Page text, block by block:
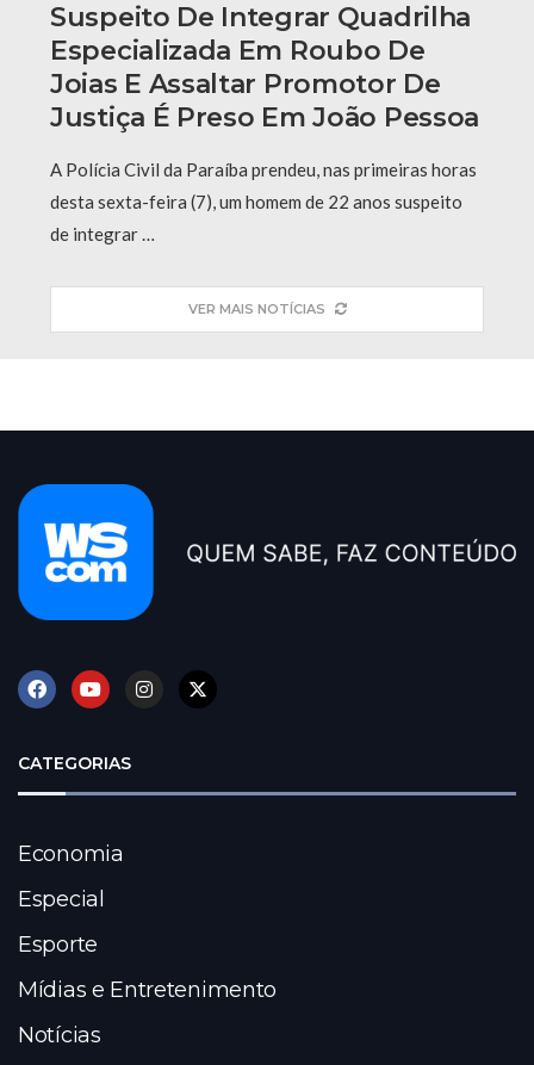
Suspeito De Integrar Quadrilha
Especializada Em Roubo De
Joias E Assaltar Promotor De
Justiça É Preso Em João Pessoa
A Polícia Civil da Paraíba prendeu, nas primeiras horas
desta sexta-feira (7), um homem de 22 anos suspeito
de integrar …
VER MAIS NOTÍCIAS
CATEGORIAS
Economia
Especial
Esporte
Mídias e Entretenimento
Notícias